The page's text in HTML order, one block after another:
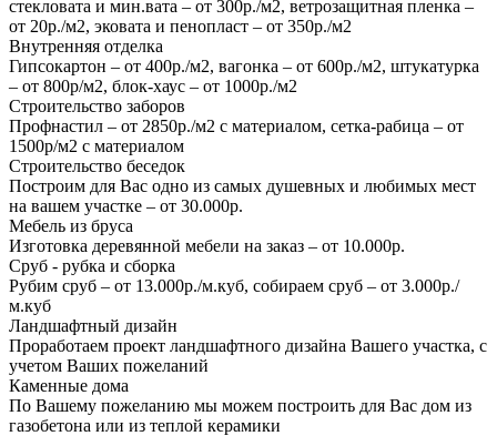
стекловата и мин.вата – от 300р./м2, ветрозащитная пленка –
от 20р./м2, эковата и пенопласт – от 350р./м2
Внутренняя отделка
Гипсокартон – от 400р./м2, вагонка – от 600р./м2, штукатурка
– от 800р/м2, блок-хаус – от 1000р./м2
Строительство заборов
Профнастил – от 2850р./м2 с материалом, сетка-рабица – от
1500р/м2 с материалом
Строительство беседок
Построим для Вас одно из самых душевных и любимых мест
на вашем участке – от 30.000р.
Мебель из бруса
Изготовка деревянной мебели на заказ – от 10.000р.
Сруб - рубка и сборка
Рубим сруб – от 13.000р./м.куб, собираем сруб – от 3.000р./
м.куб
Ландшафтный дизайн
Проработаем проект ландшафтного дизайна Вашего участка, с
учетом Ваших пожеланий
Каменные дома
По Вашему пожеланию мы можем построить для Вас дом из
газобетона или из теплой керамики